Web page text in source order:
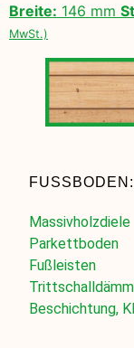
Breite: 146 mm
MwSt.)
FUSSBODEN:
Massivholzdiele
Parkettboden
Fußleisten
Beschichtung,